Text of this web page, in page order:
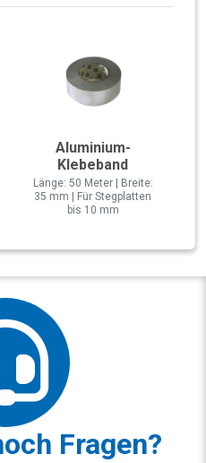
Aluminium-
Klebeband
Länge: 50 Meter | Breite:
35 mm | Für Stegplatten
bis 10 mm
Fragen?